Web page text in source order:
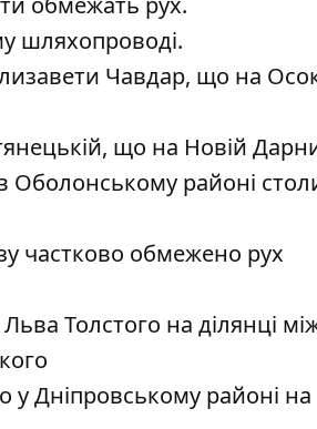
шляхопроводі.
Чавдар, що на
, що на Новій
Оболонському районі
частково обмежено рух
Толстого на ділянці
у Дніпровському районі на